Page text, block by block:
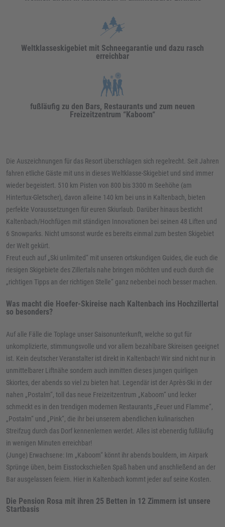
Weltklasseskigebiet mit Schneegarantie und dazu rasch
erreichbar
fußläufig zu den Bars, Restaurants und zum neuen
Freizeitzentrum “Kaboom“
Die Auszeichnungen für das Resort überschlagen sich regelrecht. Seit Jahren
fahren etliche Gäste mit uns in dieses Weltklasse-Skigebiet und sind immer
wieder begeistert. 510 km Pisten von 800 bis 3300 m Seehöhe (am
Hintertux-Gletscher), davon alleine 140 km bei uns in Kaltenbach, bieten
perfekte Voraussetzungen für euren Skiurlaub. Darüber hinaus besticht
Kaltenbach/Hochfügen mit ständigen Innovationen bei seinen 48 Liften und
6 Snowparks. Nicht umsonst wurde es bereits einmal zum besten Skigebiet
der Welt gekürt.
Freut euch auf „Ski unlimited“ mit unseren ortskundigen Guides, die euch die
riesigen Skigebiete des Zillertals nahe bringen möchten und euch durch die
„richtigen Tipps an der richtigen Stelle“ ganz nebenbei noch besser machen.
Was macht die Hoefer-Skireise nach Kaltenbach ins Hochzillertal
so besonders?
Auf alle Fälle die Toplage unser Saisonunterkunft, welche so gut für
unkomplizierte, stimmungsvolle und vor allem bezahlbare Skireisen geeignet
ist. Kein deutscher Veranstalter ist direkt in Kaltenbach! Wir sind nicht nur in
unmittelbarer Liftnähe sondern auch inmitten dieses jungen quirligen
Skiortes, der abends so viel zu bieten hat. Legendär ist der Après-Ski in der
nahen „Postalm“, toll das neue Freizeitzentrum „Kaboom“ und lecker
schmeckt es in den trendigen modernen Restaurants „Feuer und Flamme“,
„Postalm“ und „Pink“, die ihr bei unserem abendlichen kulinarischen
Streifzug durch das Dorf kennenlernen werdet. Alles ist ebenerdig fußläufig
in wenigen Minuten erreichbar!
(Junge) Erwachsene: Im „Kaboom“ könnt ihr abends bouldern, im Airpark
Sprünge üben, beim Eisstockschießen Spaß haben und anschließend an der
Bar ausgelassen feiern. Hier in Kaltenbach kommt jeder auf seine Kosten.
Die Pension Rosa mit ihren 25 Betten in 12 Zimmern ist unsere
Startbasis